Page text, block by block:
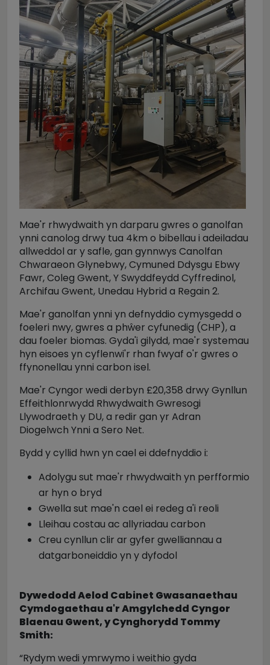
Mae'r rhwydwaith yn darparu gwres o ganolfan
ynni canolog drwy tua 4km o bibellau i adeiladau
allweddol ar y safle, gan gynnwys Canolfan
Chwaraeon Glynebwy, Cymuned Ddysgu Ebwy
Fawr, Coleg Gwent, Y Swyddfeydd Cyffredinol,
Archifau Gwent, Unedau Hybrid a Regain 2.
Mae'r ganolfan ynni yn defnyddio cymysgedd o
foeleri nwy, gwres a phŵer cyfunedig (CHP), a
dau foeler biomas. Gyda'i gilydd, mae'r systemau
hyn eisoes yn cyflenwi'r rhan fwyaf o'r gwres o
ffynonellau ynni carbon isel.
Mae'r Cyngor wedi derbyn £20,358 drwy Gynllun
Effeithlonrwydd Rhwydwaith Gwresogi
Llywodraeth y DU, a redir gan yr Adran
Diogelwch Ynni a Sero Net.
Bydd y cyllid hwn yn cael ei ddefnyddio i:
Adolygu sut mae'r rhwydwaith yn perfformio
ar hyn o bryd
Gwella sut mae'n cael ei redeg a'i reoli
Lleihau costau ac allyriadau carbon
Creu cynllun clir ar gyfer gwelliannau a
datgarboneiddio yn y dyfodol
Dywedodd Aelod Cabinet Gwasanaethau
Cymdogaethau a'r Amgylchedd Cyngor
Blaenau Gwent, y Cynghorydd Tommy
Smith:
“Rydym wedi ymrwymo i weithio gyda